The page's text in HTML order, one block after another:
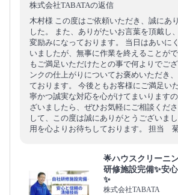
株式会社TABATAの返信
木村様 この度はご依頼いただき、誠にあ
した。 また、ありがたいお言葉を頂戴し
変励みになっております。 当日はあいに
いましたが、無事に作業を終えることが
もご満足いただけたとの事で何よりでご
ンクの仕上がりについてお褒めいただき
ております。 今後ともお客様にご満足い
寧かつ誠実な対応を心がけてまいります
ざいましたら、ぜひお気軽にご相談くだ
して、この度は誠にありがとうございま
用を心よりお待ちしております。 担当
🌟ハウスクリーニ
研修施設完備✨安
✨
株式会社TABATA